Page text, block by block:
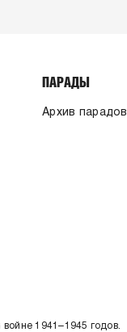
ПАРАДЫ
Архив парадов
1941–1945 годов.